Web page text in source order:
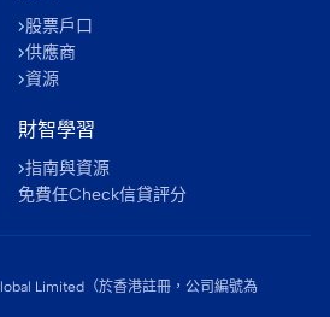
股票戶口
供應商
資源
財智學習
指南與資源
免費任Check信貸評分
Limited（於香港註冊，公司編號為